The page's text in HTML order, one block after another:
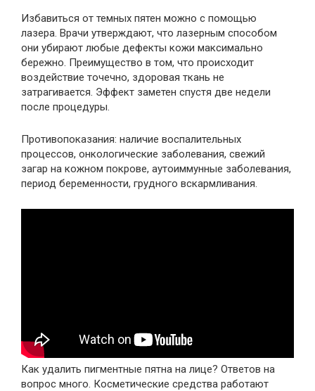
Избавиться от темных пятен можно с помощью
лазера. Врачи утверждают, что лазерным способом
они убирают любые дефекты кожи максимально
бережно. Преимущество в том, что происходит
воздействие точечно, здоровая ткань не
затрагивается. Эффект заметен спустя две недели
после процедуры.
Противопоказания: наличие воспалительных
процессов, онкологические заболевания, свежий
загар на кожном покрове, аутоиммунные заболевания,
период беременности, грудного вскармливания.
Как удалить пигментные пятна на лице? Ответов на
вопрос много. Косметические средства работают